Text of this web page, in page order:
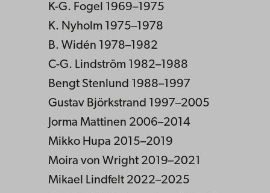
K-G. Fogel 1969–1975
K. Nyholm 1975–1978
B. Widén 1978–1982
C-G. Lindström 1982–1988
Bengt Stenlund 1988–1997
Gustav Björkstrand 1997–2005
Jorma Mattinen 2006–2014
Mikko Hupa 2015–2019
Moira von Wright 2019–2021
Mikael Lindfelt 2022–2025